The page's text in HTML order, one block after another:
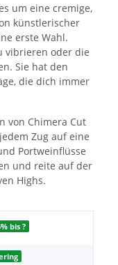
um eine cremige,
künstlerischer
erste Wahl.
vibrieren oder die
Sie hat den
die dich immer
von Chimera Cut
Zug auf eine
Portweinflüsse
und reite auf der
Highs.
bis ?